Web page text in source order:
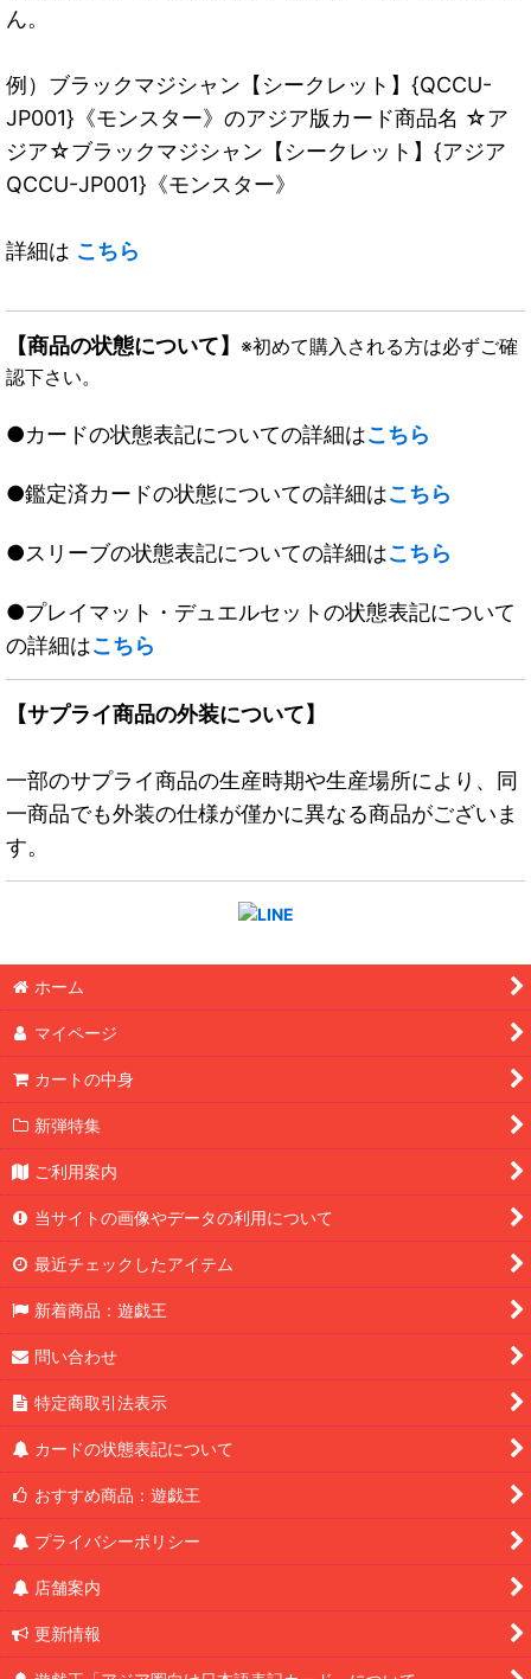
ん。
例）ブラックマジシャン【シークレット】{QCCU-
JP001}《モンスター》のアジア版カード商品名 ☆ア
ジア☆ブラックマジシャン【シークレット】{アジア
QCCU-JP001}《モンスター》
詳細は こちら
【商品の状態について】 ※初めて購入される方は必ずご確
認下さい。
●カードの状態表記についての詳細はこちら
●鑑定済カードの状態についての詳細はこちら
●スリーブの状態表記についての詳細はこちら
●プレイマット・デュエルセットの状態表記について
の詳細はこちら
【サプライ商品の外装について】
一部のサプライ商品の生産時期や生産場所により、同
一商品でも外装の仕様が僅かに異なる商品がございま
す。
ホーム
マイページ
カートの中身
新弾特集
ご利用案内
当サイトの画像やデータの利用について
最近チェックしたアイテム
新着商品：遊戯王
問い合わせ
特定商取引法表示
カードの状態表記について
おすすめ商品：遊戯王
プライバシーポリシー
店舗案内
更新情報